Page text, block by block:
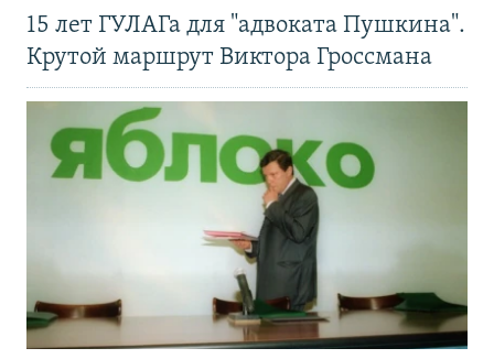
15 лет ГУЛАГа для "адвоката Пушкина".
Крутой маршрут Виктора Гроссмана